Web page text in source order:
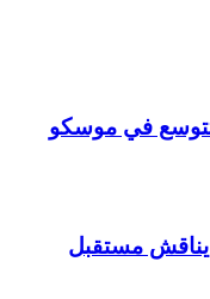
تتوسع في موسكو
يناقش مستقبل